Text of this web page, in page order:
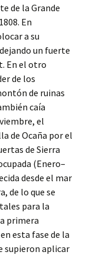
de la Grande
En
a su
un fuerte
En el otro
de los
de ruinas
caía
el
de Ocaña por el
de Sierra
(Enero–
desde el mar
de lo que se
para la
primera
esta fase de la
supieron aplicar